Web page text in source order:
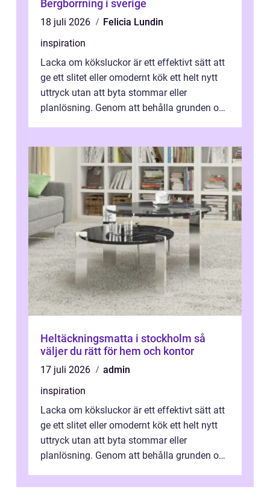
Bergborrning i sverige
18 juli 2026
Felicia Lundin
inspiration
Lacka om köksluckor är ett effektivt sätt att
ge ett slitet eller omodernt kök ett helt nytt
uttryck utan att byta stommar eller
planlösning. Genom att behålla grunden och
Heltäckningsmatta i stockholm så
väljer du rätt för hem och kontor
17 juli 2026
admin
inspiration
Lacka om köksluckor är ett effektivt sätt att
ge ett slitet eller omodernt kök ett helt nytt
uttryck utan att byta stommar eller
planlösning. Genom att behålla grunden och